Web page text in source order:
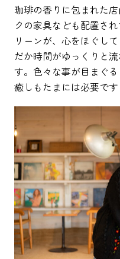
珈琲の香りに包まれた
クの家具なども配置さ
リーンが、心をほぐし
だか時間がゆっくりと
す。色々な事が目まぐ
癒しもたまには必要です